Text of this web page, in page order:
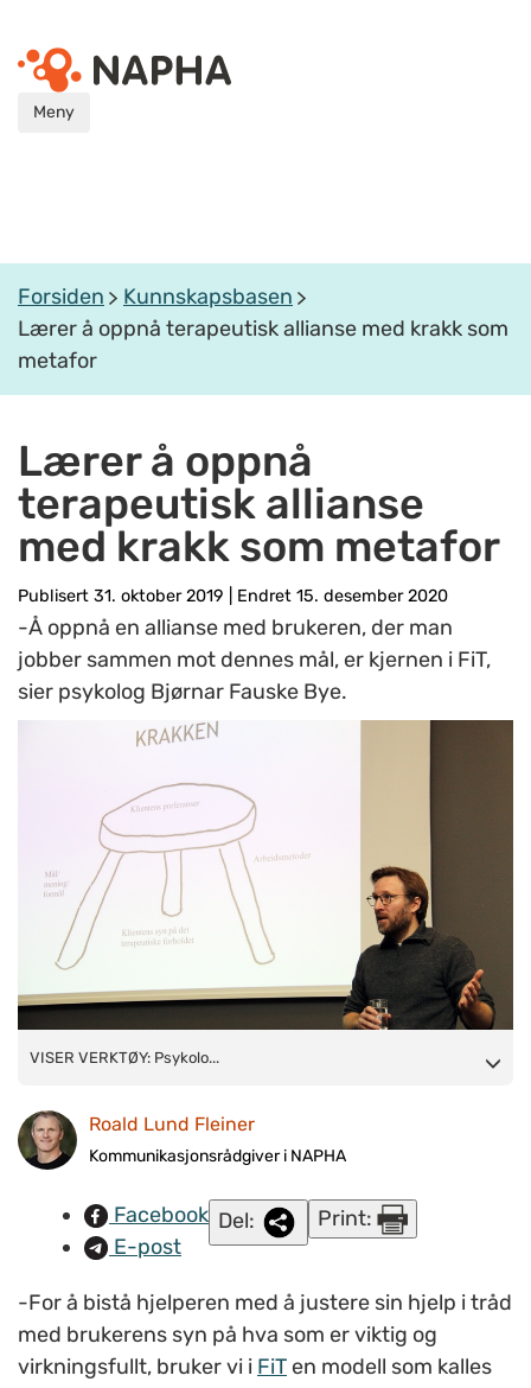
Meny
Forsiden
Kunnskapsbasen
Lærer å oppnå terapeutisk allianse med krakk som
metafor
Lærer å oppnå
terapeutisk allianse
med krakk som metafor
Publisert 31. oktober 2019 Endret 15. desember 2020
-Å oppnå en allianse med brukeren, der man
jobber sammen mot dennes mål, er kjernen i FiT,
sier psykolog Bjørnar Fauske Bye.
VISER VERKTØY: Psykolog
FACT-team som brukertilbakemeldingsverktøyet FIT
31. oktober. FOTO: Roald Lund Fleiner/napha.no
VISER VERKTØY: Psykolo...
Roald Lund Fleiner
Kommunikasjonsrådgiver i NAPHA
Facebook
E-post
Del: Print:
-For å bistå hjelperen med å justere sin hjelp i tråd
med brukerens syn på hva som er viktig og
virkningsfullt, bruker vi i FiT en modell som kalles